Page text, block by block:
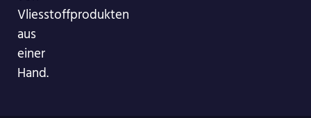
Vliesstoffprodukten
aus
einer
Hand.